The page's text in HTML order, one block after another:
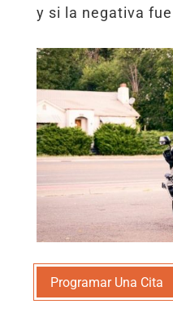
y si la negativa
Programar Una Cita